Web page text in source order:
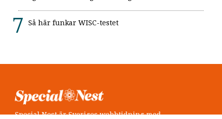
Så här funkar WISC-testet
Special Nest är Sveriges webbtidning med